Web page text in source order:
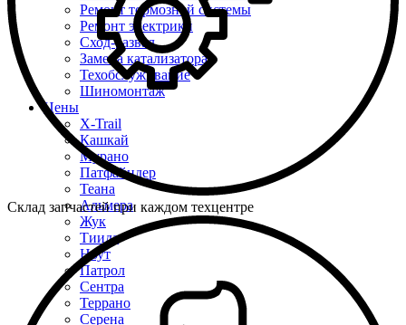
Ремонт тормозной системы
Ремонт электрики
Сход-развал
Замена катализатора
Техобслуживание
Шиномонтаж
Цены
X-Trail
Кашкай
Мурано
Патфайндер
Теана
Альмера
Жук
Тиида
Ноут
Патрол
Сентра
Террано
Серена
Склад запчастей при каждом техцентре